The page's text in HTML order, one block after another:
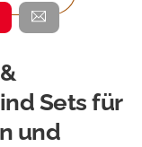
Sets für
und